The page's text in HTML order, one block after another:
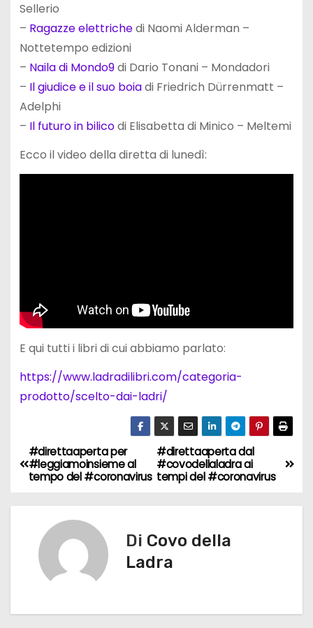
Sellerio
– Ragazze elettrichedi Naomi Alderman –
Nottetempo edizioni
– Naila di Mondo9di Dario Tonani – Mondadori
– Il giudice e il suo boiadi Friedrich Dürrenmatt –
Adelphi
– Il futuro in bilicodi Elisabetta di Minico – Meltemi
Ecco il video della diretta di lunedì:
E qui tutti i libri di cui abbiamo parlato:
https://www.ladradilibri.com/categoria-
prodotto/scelto-dai-ladri/
N
a
#direttaaperta dal
#covodellaladra ai
tempi del #coronavirus
#direttaaperta per
#leggiamoinsieme al
tempo del #coronavirus
Di Covo della
Ladra